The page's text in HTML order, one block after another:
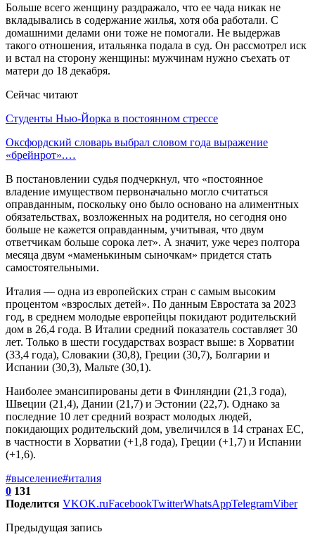
Больше всего женщину раздражало, что ее чада никак не
вкладывались в содержание жилья, хотя оба работали. С
домашними делами они тоже не помогали. Не выдержав
такого отношения, итальянка подала в суд. Он рассмотрел иск
и встал на сторону женщины: мужчинам нужно съехать от
матери до 18 декабря.
Сейчас читают
Студенты Нью-Йорка в постоянном стрессе
Оксфордский словарь выбрал словом года выражение
«брейнрот».…
В постановлении судья подчеркнул, что «постоянное
владение имуществом первоначально могло считаться
оправданным, поскольку оно было основано на алиментных
обязательствах, возложенных на родителя, но сегодня оно
больше не кажется оправданным, учитывая, что двум
ответчикам больше сорока лет». А значит, уже через полтора
месяца двум «маменькиным сыночкам» придется стать
самостоятельными.
Италия — одна из европейских стран с самым высоким
процентом «взрослых детей». По данным Евростата за 2023
год, в среднем молодые европейцы покидают родительский
дом в 26,4 года. В Италии средний показатель составляет 30
лет. Только в шести государствах возраст выше: в Хорватии
(33,4 года), Словакии (30,8), Греции (30,7), Болгарии и
Испании (30,3), Мальте (30,1).
Наиболее эмансипированы дети в Финляндии (21,3 года),
Швеции (21,4), Дании (21,7) и Эстонии (22,7). Однако за
последние 10 лет средний возраст молодых людей,
покидающих родительский дом, увеличился в 14 странах ЕС,
в частности в Хорватии (+1,8 года), Греции (+1,7) и Испании
(+1,6).
#выселение#италия
0 131
Поделится VKOK.ruFacebookTwitterWhatsAppTelegramViber
Предыдущая запись